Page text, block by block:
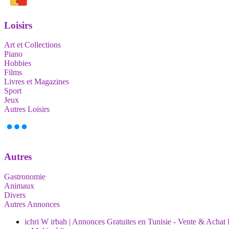
Loisirs
Art et Collections
Piano
Hobbies
Films
Livres et Magazines
Sport
Jeux
Autres Loisirs
Autres
Gastronomie
Animaux
Divers
Autres Annonces
ichri W irbah | Annonces Gratuites en Tunisie - Vente & Achat